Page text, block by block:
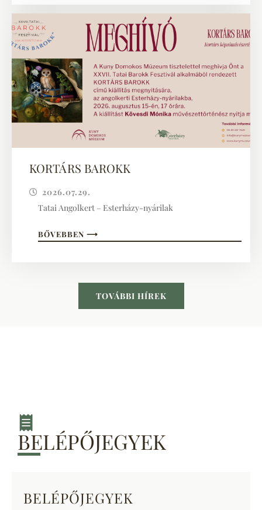
KORTÁRS BAROKK
2026.07.29.
Tatai Angolkert – Esterházy-nyárilak
BŐVEBBEN ⟶
TOVÁBBI HÍREK
BELÉPŐJEGYEK
BELÉPŐJEGYEK